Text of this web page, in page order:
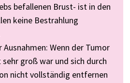
befallenen Brust- ist in den
keine Bestrahlung
Ausnahmen: Wenn der Tumor
groß war und sich durch
nicht vollständig entfernen